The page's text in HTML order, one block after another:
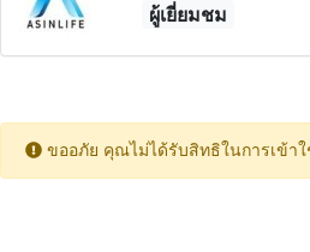
ผู้เยี่ยมชม
ขออภัย คุณไม่ได้รับสิทธิในการเข้า